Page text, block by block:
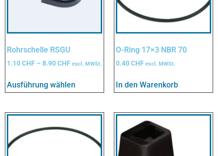
Rohrschelle RSGU
1.10CHF – 8.90CHF excl. MWSt.
Ausführung wählen
O-Ring 17×3 NBR 70
0.40CHF excl. MWSt.
In den Warenkorb